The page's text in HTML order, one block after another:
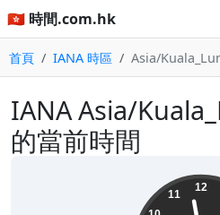
🇭🇰 時間.com.hk
首頁 IANA 時區 Asia/
IANA Asia/
的當前時間
12
11